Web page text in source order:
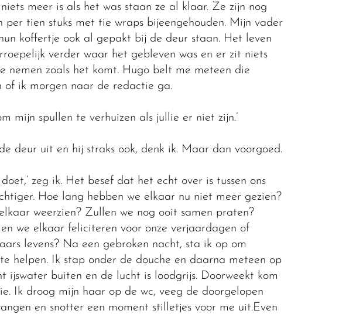
meer is als het was staan ze al klaar. Ze zijn nog
per tien stuks met tie wraps bijeengehouden. Mijn vader
koffertje ook al gepakt bij de deur staan. Het leven
verder waar het gebleven was en er zit niets
nemen zoals het komt. Hugo belt me meteen die
of ik morgen naar de redactie ga.
mijn spullen te verhuizen als jullie er niet zijn.’
deur uit en hij straks ook, denk ik. Maar dan voorgoed.
zeg ik. Het besef dat het echt over is tussen ons
Hoe lang hebben we elkaar nu niet meer gezien?
weerzien? Zullen we nog ooit samen praten?
we elkaar feliciteren voor onze verjaardagen of
levens? Na een gebroken nacht, sta ik op om
helpen. Ik stap onder de douche en daarna meteen op
ijswater buiten en de lucht is loodgrijs. Doorweekt kom
Ik droog mijn haar op de wc, veeg de doorgelopen
en snotter een moment stilletjes voor me uit.Even